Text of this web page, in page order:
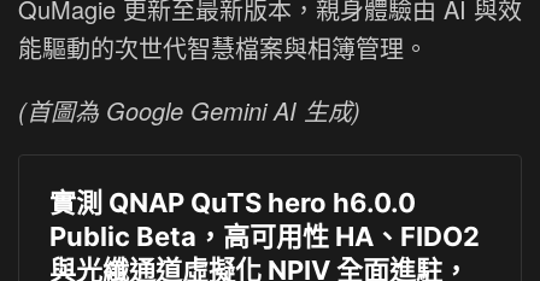
QuMagie 更新至最新版本，親身體驗由 AI 與效
能驅動的次世代智慧檔案與相簿管理。
(首圖為 Google Gemini AI 生成)